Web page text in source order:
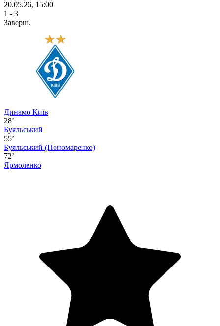
20.05.26, 15:00
1 - 3
Заверш.
Динамо Київ
28’
Буяльський
55’
Буяльський (Пономаренко)
72’
Ярмоленко